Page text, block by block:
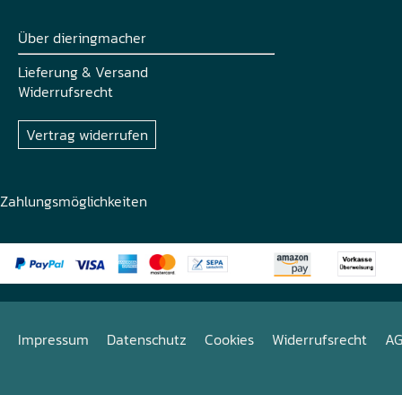
Über dieringmacher
Lieferung & Versand
Widerrufsrecht
Vertrag widerrufen
Zahlungsmöglichkeiten
Impressum Datenschutz Cookies Widerrufsrecht